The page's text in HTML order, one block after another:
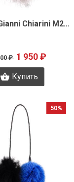
просмотр Брелок Gianni Chiarini M2023
₽ 1 950 ₽
Купить
50%